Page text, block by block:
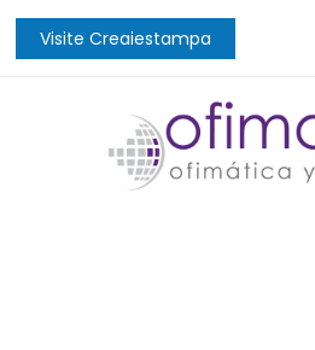
Visite Creaiestampa